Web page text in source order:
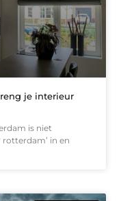
je interieur
is niet
in en